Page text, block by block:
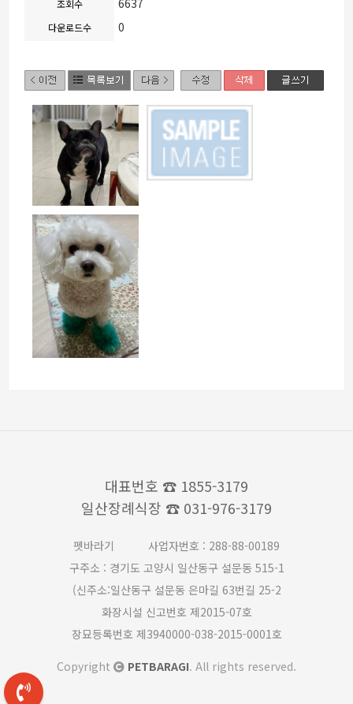
조회수 6637
다운로드수 0
대표번호 ☎ 1855-3179
일산장례식장 ☎ 031-976-3179
펫바라기
사업자번호 : 288-88-00189
구주소 : 경기도 고양시 일산동구 설문동 515-1
(신주소:일산동구 설문동 은마길 63번길 25-2
화장시설 신고번호 제2015-07호
장묘등록번호 제3940000-038-2015-0001호
Copyright PETBARAGI. All rights reserved.